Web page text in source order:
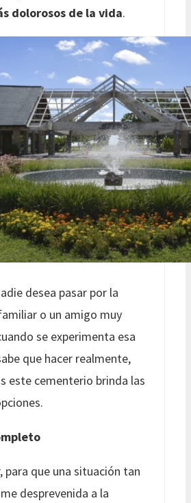
dolorosos de la vida.
desea pasar por la
o un amigo muy
se experimenta esa
que hacer realmente,
este cementerio brinda las
para que una situación tan
desprevenida a la